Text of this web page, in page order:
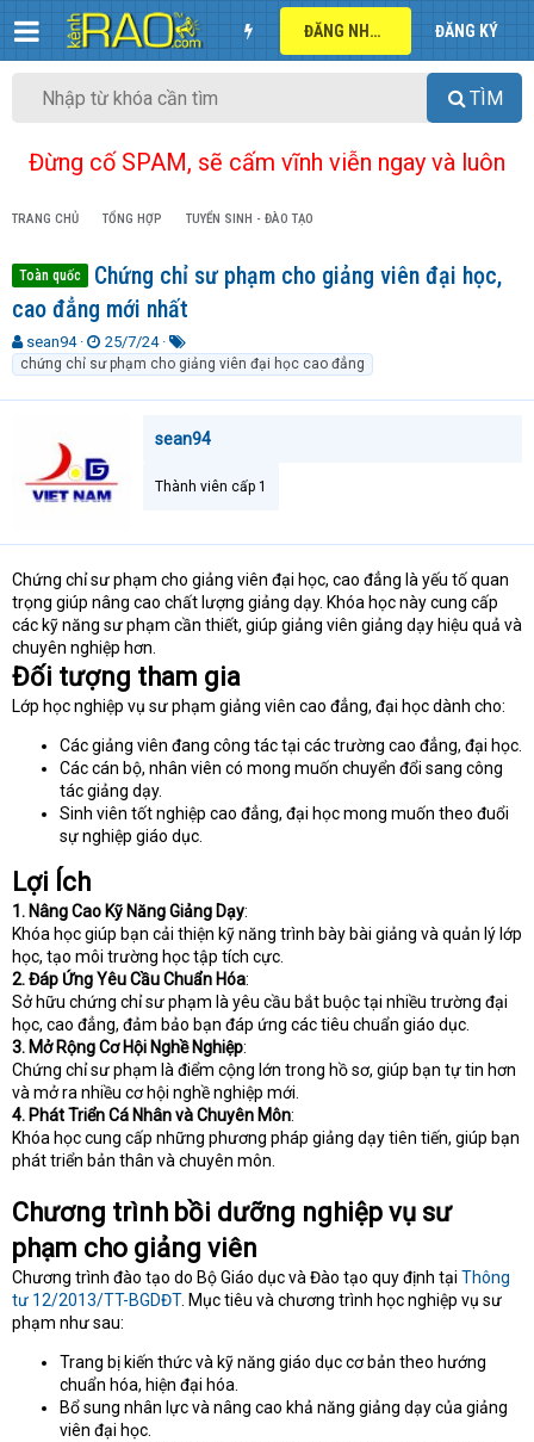
ĐĂNG NHẬP ĐĂNG KÝ
TÌM
Đừng cố SPAM, sẽ cấm vĩnh viễn ngay và luôn
TRANG CHỦ TỔNG HỢP TUYỂN SINH - ĐÀO TẠO
Toàn quốc
Chứng chỉ sư phạm cho giảng viên đại học,
cao đẳng mới nhất
T
h
e
t
e
r
sean94
N
g
y
i
25/7/24
T
ừ
h
a
chứng chỉ sư phạm cho giảng viên đại học cao đẳng
sean94
Thành viên cấp 1
Chứng chỉ sư phạm cho giảng viên đại học, cao đẳng là yếu tố quan
trọng giúp nâng cao chất lượng giảng dạy. Khóa học này cung cấp
các kỹ năng sư phạm cần thiết, giúp giảng viên giảng dạy hiệu quả và
chuyên nghiệp hơn.
Đối tượng tham gia
Lớp học nghiệp vụ sư phạm giảng viên cao đẳng, đại học dành cho:
Các giảng viên đang công tác tại các trường cao đẳng, đại học.
Các cán bộ, nhân viên có mong muốn chuyển đổi sang công
tác giảng dạy.
Sinh viên tốt nghiệp cao đẳng, đại học mong muốn theo đuổi
sự nghiệp giáo dục.
Lợi Ích
1. Nâng Cao Kỹ Năng Giảng Dạy:
Khóa học giúp bạn cải thiện kỹ năng trình bày bài giảng và quản lý lớp
học, tạo môi trường học tập tích cực.
2. Đáp Ứng Yêu Cầu Chuẩn Hóa:
Sở hữu chứng chỉ sư phạm là yêu cầu bắt buộc tại nhiều trường đại
học, cao đẳng, đảm bảo bạn đáp ứng các tiêu chuẩn giáo dục.
3. Mở Rộng Cơ Hội Nghề Nghiệp:
Chứng chỉ sư phạm là điểm cộng lớn trong hồ sơ, giúp bạn tự tin hơn
và mở ra nhiều cơ hội nghề nghiệp mới.
4. Phát Triển Cá Nhân và Chuyên Môn:
Khóa học cung cấp những phương pháp giảng dạy tiên tiến, giúp bạn
phát triển bản thân và chuyên môn.
Chương trình bồi dưỡng nghiệp vụ sư
phạm cho giảng viên
Chương trình đào tạo do Bộ Giáo dục và Đào tạo quy định tại Thông
tư 12/2013/TT-BGDĐT. Mục tiêu và chương trình học nghiệp vụ sư
phạm như sau:
Trang bị kiến thức và kỹ năng giáo dục cơ bản theo hướng
chuẩn hóa, hiện đại hóa.
Bổ sung nhân lực và nâng cao khả năng giảng dạy của giảng
viên đại học.